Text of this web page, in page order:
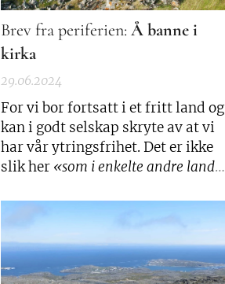
Brev fra periferien: Å banne i
kirka
29.06.2024
For vi bor fortsatt i et fritt land og
kan i godt selskap skryte av at vi
har vår ytringsfrihet. Det er ikke
slik her «som i enkelte andre land
med».